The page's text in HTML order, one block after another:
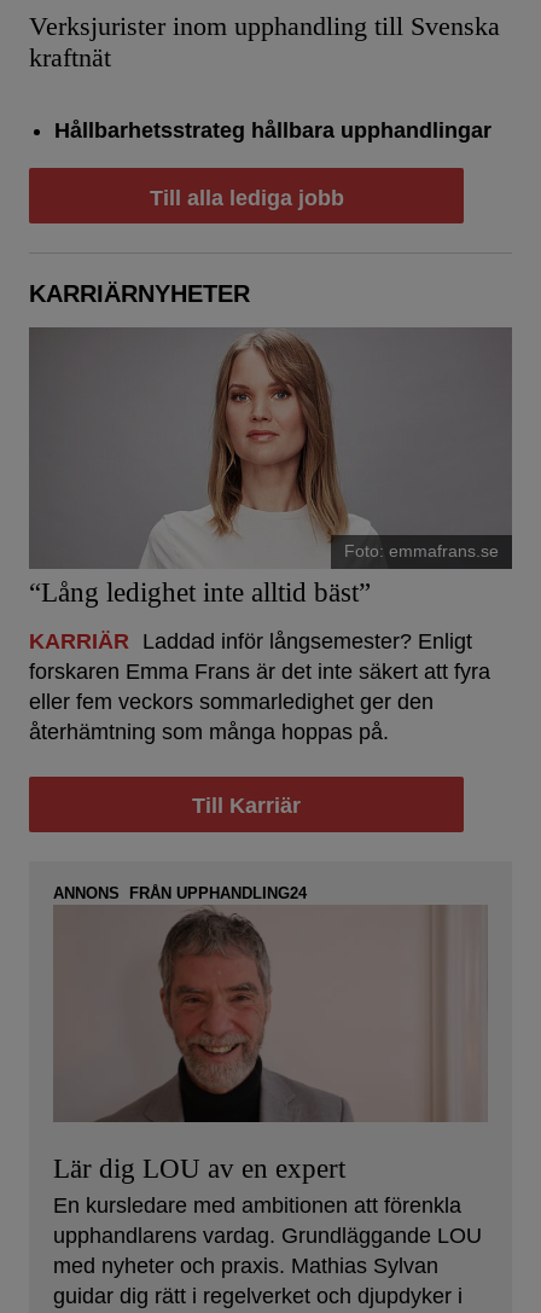
Verksjurister inom upphandling till Svenska
kraftnät
Hållbarhetsstrateg hållbara upphandlingar
Till alla lediga jobb
KARRIÄRNYHETER
Foto: emmafrans.se
“Lång ledighet inte alltid bäst”
KARRIÄR
Laddad inför långsemester? Enligt
forskaren Emma Frans är det inte säkert att fyra
eller fem veckors sommarledighet ger den
återhämtning som många hoppas på.
Till Karriär
ANNONS FRÅN UPPHANDLING24
Lär dig LOU av en expert
En kursledare med ambitionen att förenkla
upphandlarens vardag. Grundläggande LOU
med nyheter och praxis. Mathias Sylvan
guidar dig rätt i regelverket och djupdyker i